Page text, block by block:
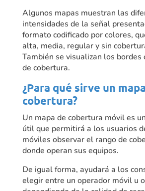
Algunos mapas muestran las
intensidades de la señal
formato codificado por colores,
alta, media, regular y sin
También se visualizan los bordes
de cobertura.
¿Para qué sirve un
cobertura?
Un mapa de cobertura móvil es
útil que permitirá a los usuarios
móviles observar el rango de
donde operan sus equipos.
De igual forma, ayudará a los
elegir entre un operador móvil u